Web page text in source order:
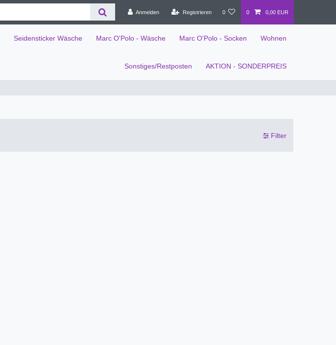
Anmelden Registrieren 0 0 0,00 EUR
Seidensticker Wäsche Marc O'Polo - Wäsche Marc O'Polo - Socken Wohnen
Sonstiges/Restposten AKTION - SONDERPREIS
Filter